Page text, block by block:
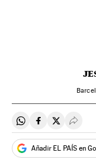
Compartir en
Compartir en
Añadir EL PAÍS en